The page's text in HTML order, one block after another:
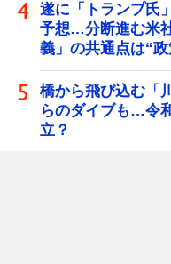
遂に「トランプ氏
予想…分断進む米
義」の共通点は“
橋から飛び込む「
らのダイブも…令
立？